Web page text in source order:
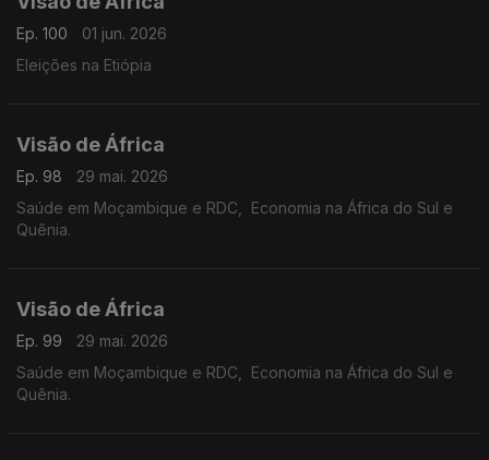
Ep. 100
01 jun. 2026
Eleições na Etiópia
Visão de África
Ep. 98
29 mai. 2026
Saúde em Moçambique e RDC, Economia na África do Sul e
Quênia.
Visão de África
Ep. 99
29 mai. 2026
Saúde em Moçambique e RDC, Economia na África do Sul e
Quênia.